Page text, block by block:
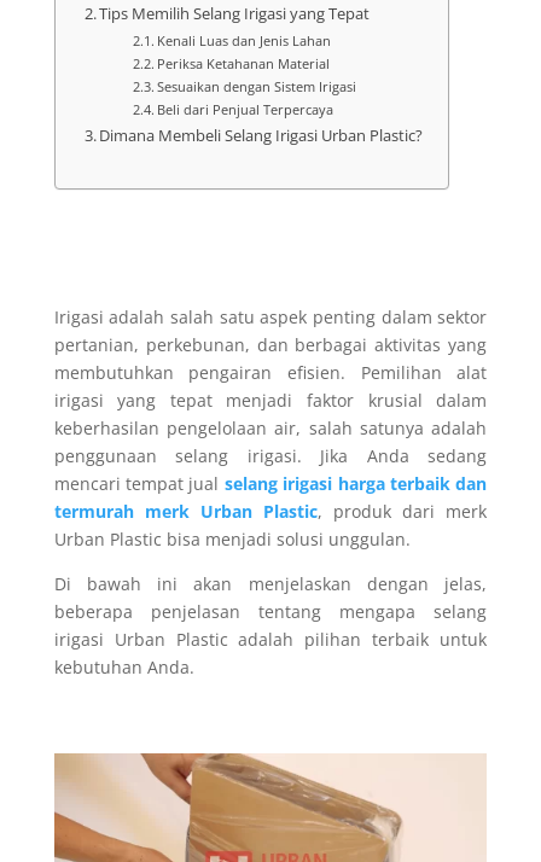
Tips Memilih Selang Irigasi yang Tepat
Kenali Luas dan Jenis Lahan
Periksa Ketahanan Material
Sesuaikan dengan Sistem Irigasi
Beli dari Penjual Terpercaya
Dimana Membeli Selang Irigasi Urban Plastic?
Irigasi adalah salah satu aspek penting dalam sektor
pertanian, perkebunan, dan berbagai aktivitas yang
membutuhkan pengairan efisien. Pemilihan alat
irigasi yang tepat menjadi faktor krusial dalam
keberhasilan pengelolaan air, salah satunya adalah
penggunaan selang irigasi. Jika Anda sedang
mencari tempat jual selang irigasi harga terbaik dan
termurah merk Urban Plastic, produk dari merk
Urban Plastic bisa menjadi solusi unggulan.
Di bawah ini akan menjelaskan dengan jelas,
beberapa penjelasan tentang mengapa selang
irigasi Urban Plastic adalah pilihan terbaik untuk
kebutuhan Anda.